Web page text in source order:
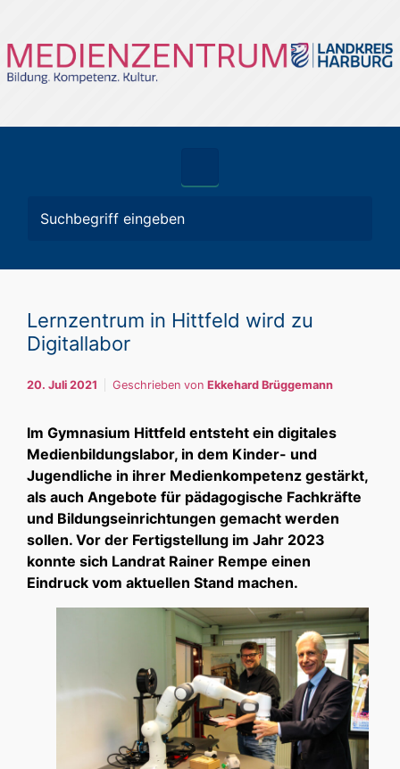
Lernzentrum in Hittfeld wird zu
Digitallabor
20. Juli 2021 Geschrieben von Ekkehard Brüggemann
Im Gymnasium Hittfeld entsteht ein digitales
Medienbildungslabor, in dem Kinder- und
Jugendliche in ihrer Medienkompetenz gestärkt,
als auch Angebote für pädagogische Fachkräfte
und Bildungseinrichtungen gemacht werden
sollen. Vor der Fertigstellung im Jahr 2023
konnte sich Landrat Rainer Rempe einen
Eindruck vom aktuellen Stand machen.